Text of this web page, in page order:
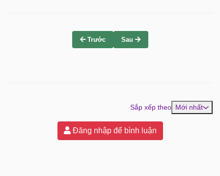
Trước Sau
Sắp xếp theo Mới nhất
Đăng nhập để bình luận